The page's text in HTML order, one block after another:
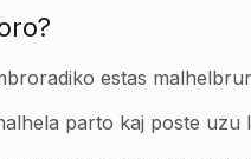
estas
parto kaj poste